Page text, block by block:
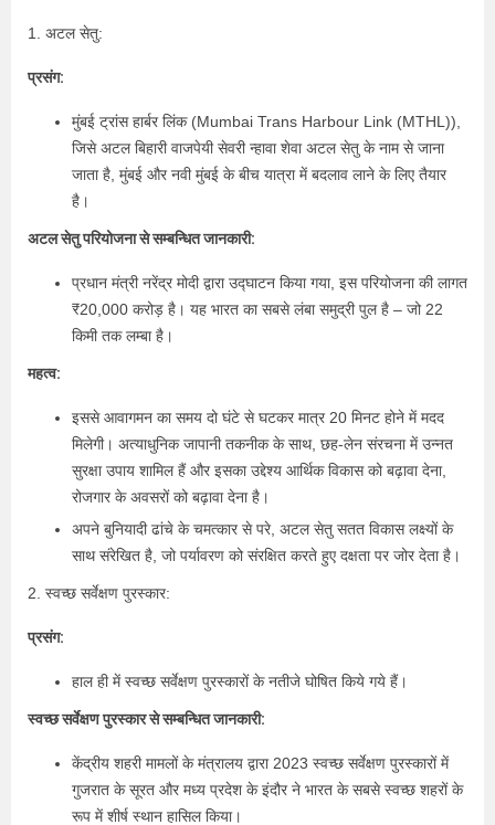
1. अटल सेतु:
प्रसंग:
मुंबई ट्रांस हार्बर लिंक (Mumbai Trans Harbour Link (MTHL)),
जिसे अटल बिहारी वाजपेयी सेवरी न्हावा शेवा अटल सेतु के नाम से जाना
जाता है, मुंबई और नवी मुंबई के बीच यात्रा में बदलाव लाने के लिए तैयार
है।
अटल सेतु परियोजना से सम्बन्धित जानकारी:
प्रधान मंत्री नरेंद्र मोदी द्वारा उद्घाटन किया गया, इस परियोजना की लागत
₹20,000 करोड़ है। यह भारत का सबसे लंबा समुद्री पुल है – जो 22
किमी तक लम्बा है।
महत्व:
इससे आवागमन का समय दो घंटे से घटकर मात्र 20 मिनट होने में मदद
मिलेगी। अत्याधुनिक जापानी तकनीक के साथ, छह-लेन संरचना में उन्नत
सुरक्षा उपाय शामिल हैं और इसका उद्देश्य आर्थिक विकास को बढ़ावा देना,
रोजगार के अवसरों को बढ़ावा देना है।
अपने बुनियादी ढांचे के चमत्कार से परे, अटल सेतु सतत विकास लक्ष्यों के
साथ संरेखित है, जो पर्यावरण को संरक्षित करते हुए दक्षता पर जोर देता है।
2. स्वच्छ सर्वेक्षण पुरस्कार:
प्रसंग:
हाल ही में स्वच्छ सर्वेक्षण पुरस्कारों के नतीजे घोषित किये गये हैं।
स्वच्छ सर्वेक्षण पुरस्कार से सम्बन्धित जानकारी:
केंद्रीय शहरी मामलों के मंत्रालय द्वारा 2023 स्वच्छ सर्वेक्षण पुरस्कारों में
गुजरात के सूरत और मध्य प्रदेश के इंदौर ने भारत के सबसे स्वच्छ शहरों के
रूप में शीर्ष स्थान हासिल किया।